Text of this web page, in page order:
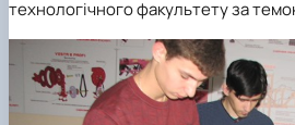
технологічного факультету за